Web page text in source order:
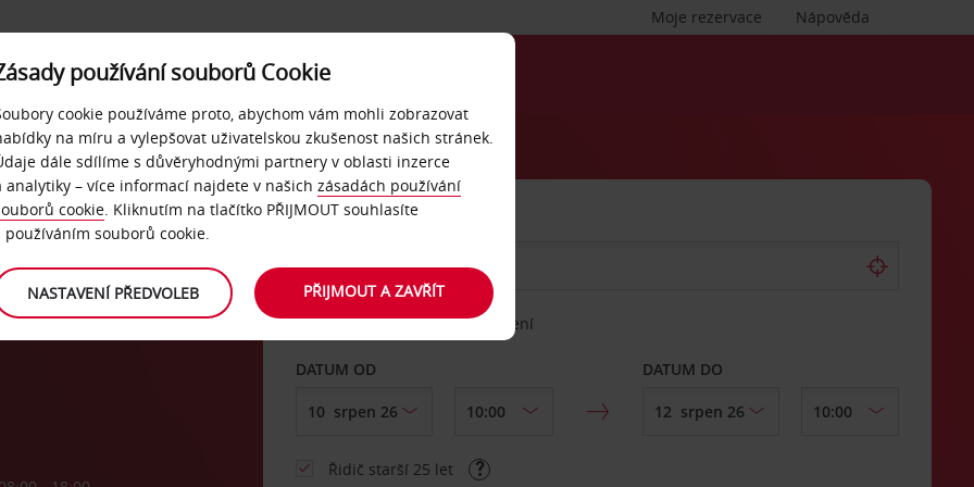
Nápověda
Moje rezervace
NAŠE SLUŽBY FIREMNÍ ZÁKAZNÍCI
Vyberte si jiné místo vrácení
DATUM OD DATUM DO
Řidič starší 25 let
používání souborů Cookie
cookie používáme proto, abychom vám mohli zobrazovat
na míru a vylepšovat uživatelskou zkušenost našich stránek.
dále sdílíme s důvěryhodnými partnery v oblasti inzerce
analytiky – více informací najdete v našich zásadách používání
cookie. Kliknutím na tlačítko PŘIJMOUT souhlasíte
používáním souborů cookie.
NASTAVENÍ PŘEDVOLEB PŘIJMOUT A ZAVŘÍT